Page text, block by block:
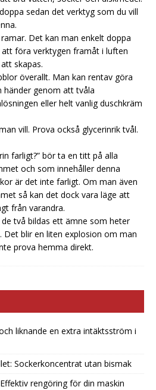
sedan det verktyg som du vill
Det kan man enkelt doppa
att föra verktygen framåt i luften
skapas.
överallt. Man kan rentav göra
händer genom att tvåla
eller helt vanlig duschkräm
vill. Prova också glycerinrik tvål.
farligt?” bör ta en titt på alla
och som innehåller denna
är det inte farligt. Om man även
så kan det dock vara läge att
från varandra.
två bildas ett ämne som heter
Det blir en liten explosion om man
prova hemma direkt.
liknande en extra intäktsström i
Sockerkoncentrat utan bismak
rengöring för din maskin